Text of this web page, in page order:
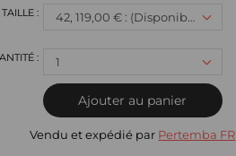
42, 119,00 € : (Disponible)
1
Ajouter au panier
Vendu et expédié par Pertemba FR